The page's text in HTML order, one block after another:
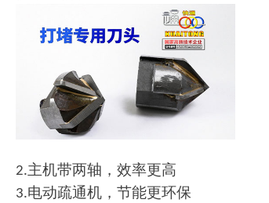
2.主机带两轴，效率更高
3.电动疏通机，节能更环保